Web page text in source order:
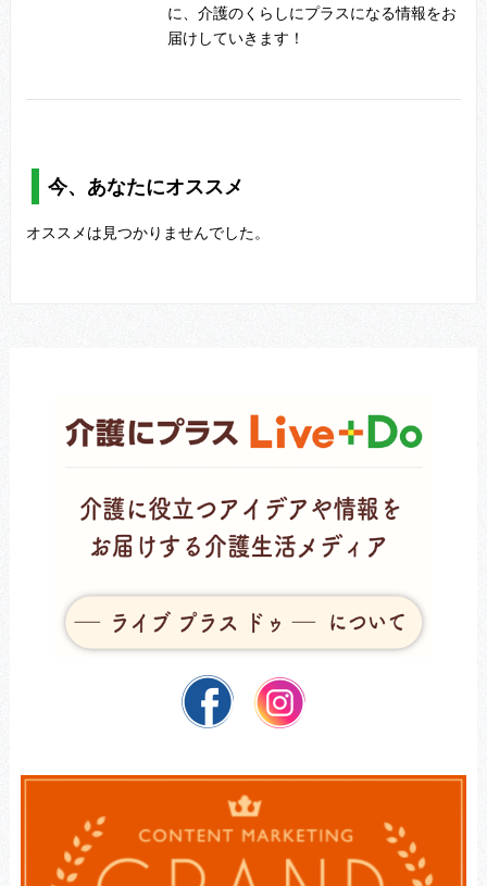
に、介護のくらしにプラスになる情報をお
届けしていきます！
今、あなたにオススメ
オススメは見つかりませんでした。